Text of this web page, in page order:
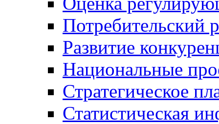
Потребительский
Развитие
Национальные
Стратегическое
Статистическая